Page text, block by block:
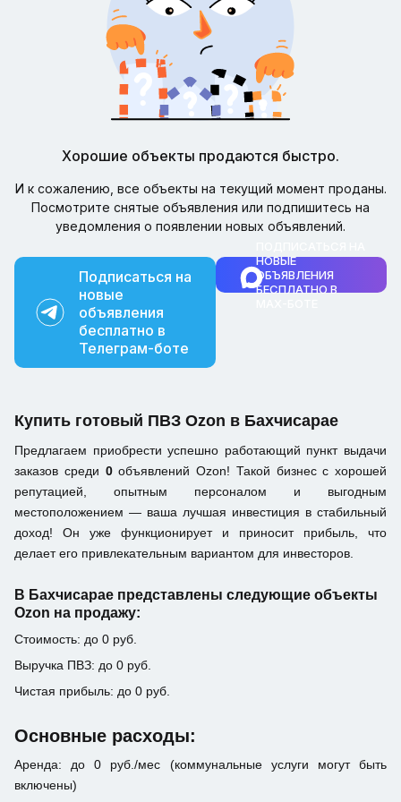
Хорошие объекты продаются быстро.
И к сожалению, все объекты на текущий момент проданы.
Посмотрите снятые объявления или подпишитесь на
уведомления о появлении новых объявлений.
Подписаться на
новые
объявления
бесплатно в
Телеграм-боте
НОВЫЕ
ОБЪЯВЛЕНИЯ
БЕСПЛАТНО В
Купить готовый ПВЗ Ozon в Бахчисарае
Предлагаем приобрести успешно работающий пункт выдачи
заказов среди 0объявлений Ozon! Такой бизнес с хорошей
репутацией, опытным персоналом и выгодным
местоположением — ваша лучшая инвестиция в стабильный
доход! Он уже функционирует и приносит прибыль, что
делает его привлекательным вариантом для инвесторов.
В Бахчисарае представлены следующие объекты
Ozon на продажу:
Стоимость: до 0 руб.
Выручка ПВЗ: до 0 руб.
Чистая прибыль: до 0 руб.
Основные расходы:
Аренда: до 0 руб./мес (коммунальные услуги могут быть
включены)